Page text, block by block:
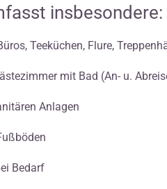
insbesondere:
Teeküchen, Flure,
mit Bad (An- u.
Anlagen
Bedarf